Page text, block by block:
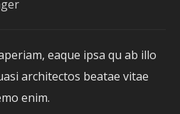
eaque ipsa qu ab illo
architectos beatae vitae
enim.